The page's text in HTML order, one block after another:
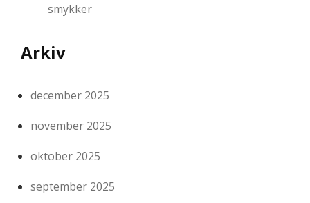
smykker
Arkiv
december 2025
november 2025
oktober 2025
september 2025